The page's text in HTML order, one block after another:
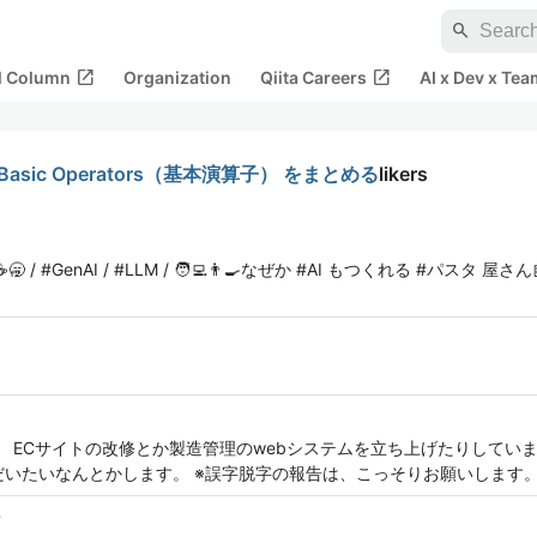
search
Column open_in_new Organization Qiita Careers open_in_new AI x Dev x
Operators（基本演算子） をまとめるlikers
/ #GenAI / #LLM / 🧑‍💻👨‍🍳なぜか #AI もつくれる #パスタ 屋さ
ECサイトの改修とか製造管理のwebシステムを立ち上げたりしてい
たいなんとかします。 ※誤字脱字の報告は、こっそりお願いします